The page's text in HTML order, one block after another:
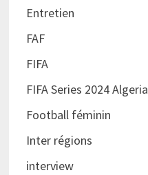
Entretien
FAF
FIFA
FIFA Series 2024 Algeria
Football féminin
Inter régions
interview